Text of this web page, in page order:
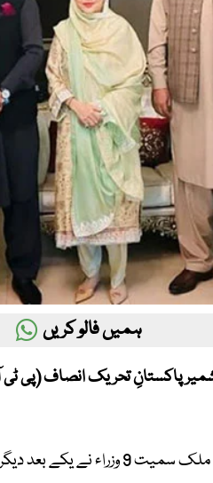
ہمیں فالو کریں
شمولیت کا اعلان کیا ہے۔